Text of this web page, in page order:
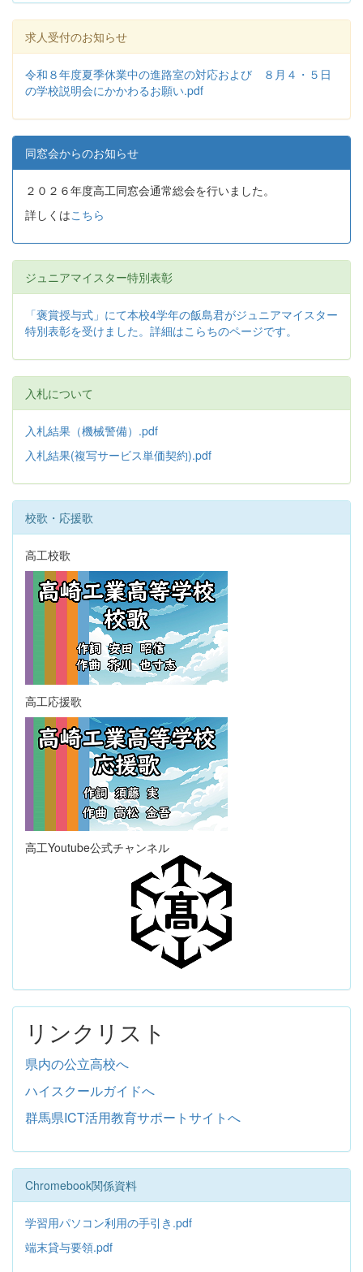
求人受付のお知らせ
令和８年度夏季休業中の進路室の対応および ８月４・５日
の学校説明会にかかわるお願い.pdf
同窓会からのお知らせ
２０２６年度高工同窓会通常総会を行いました。
詳しくはこちら
ジュニアマイスター特別表彰
「褒賞授与式」にて本校4学年の飯島君がジュニアマイスター
特別表彰を受けました。詳細はこらちのページです。
入札について
入札結果（機械警備）.pdf
入札結果(複写サービス単価契約).pdf
校歌・応援歌
高工校歌
高工応援歌
高工Youtube公式チャンネル
リンクリスト
県内の公立高校へ
ハイスクールガイドへ
群馬県ICT活用教育サポートサイトへ
Chromebook関係資料
学習用パソコン利用の手引き.pdf
端末貸与要領.pdf